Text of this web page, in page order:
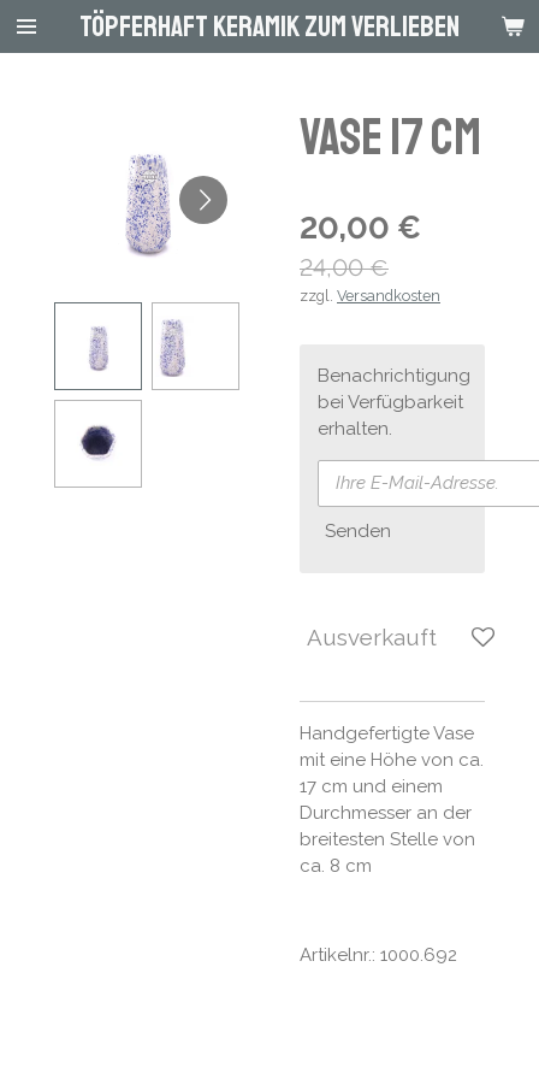
Zum
Hauptinhalt
Töpferhaft Keramik zum Verlieben
Vase 17 cm
20,00 €
24,00 €
zzgl. Versandkosten
Benachrichtigung
bei Verfügbarkeit
erhalten.
Senden
Ausverkauft
Handgefertigte Vase
mit eine Höhe von ca.
17 cm und einem
Durchmesser an der
breitesten Stelle von
ca. 8 cm
Artikelnr.: 1000.692